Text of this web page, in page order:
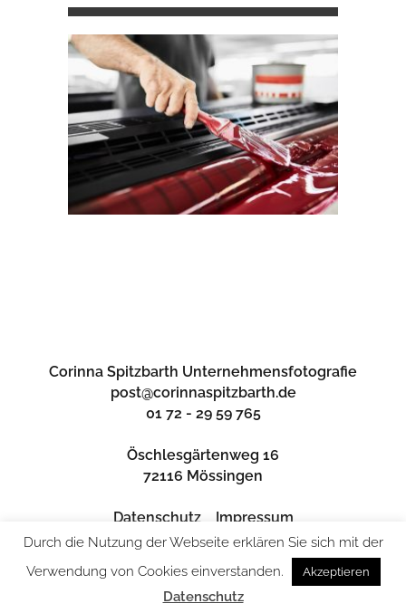
Corinna Spitzbarth Unternehmensfotografie
post@corinnaspitzbarth.de
01 72 - 29 59 765
Öschlesgärtenweg 16
72116 Mössingen
Datenschutz Impressum
Durch die Nutzung der Webseite erklären Sie sich mit der
Verwendung von Cookies einverstanden.
Akzeptieren
Datenschutz